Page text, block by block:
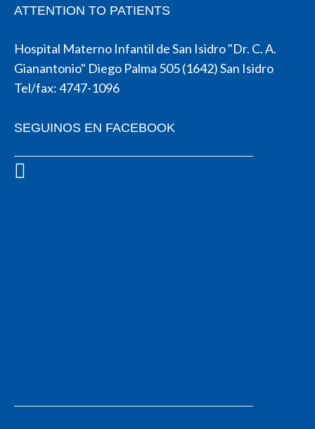
ATTENTION TO PATIENTS
Hospital Materno Infantil de San Isidro "Dr. C. A.
Gianantonio" Diego Palma 505 (1642) San Isidro
Tel/fax: 4747-1096
SEGUINOS EN FACEBOOK